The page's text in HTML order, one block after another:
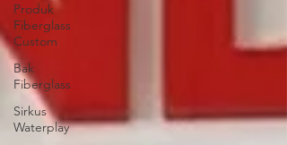
Produk
Fiberglass
Custom
Bak
Fiberglass
Sirkus
Waterplay